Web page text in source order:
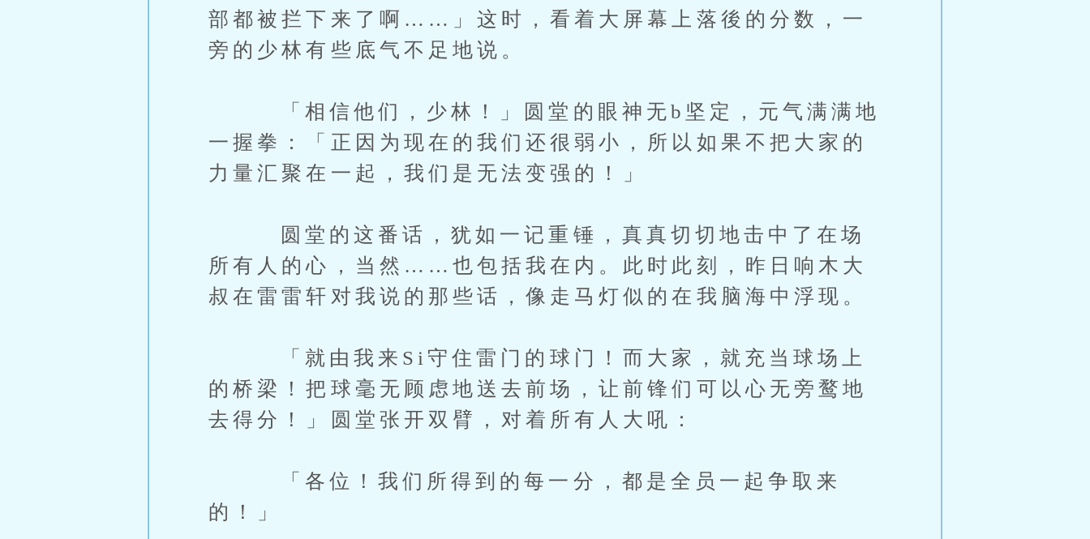
部都被拦下来了啊……」这时，看着大屏幕上落後的分数，一
旁的少林有些底气不足地说。
「相信他们，少林！」圆堂的眼神无b坚定，元气满满地
一握拳：「正因为现在的我们还很弱小，所以如果不把大家的
力量汇聚在一起，我们是无法变强的！」
圆堂的这番话，犹如一记重锤，真真切切地击中了在场
所有人的心，当然……也包括我在内。此时此刻，昨日响木大
叔在雷雷轩对我说的那些话，像走马灯似的在我脑海中浮现。
「就由我来Si守住雷门的球门！而大家，就充当球场上
的桥梁！把球毫无顾虑地送去前场，让前锋们可以心无旁鹜地
去得分！」圆堂张开双臂，对着所有人大吼：
「各位！我们所得到的每一分，都是全员一起争取来
的！」